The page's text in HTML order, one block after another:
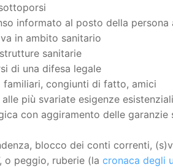
informato al posto della persona
in ambito sanitario
sanitarie
di una difesa legale
familiari, congiunti di fatto, amici
più svariate esigenze esistenziali
con aggiramento delle
blocco dei conti correnti,
o peggio, ruberie (la cronaca degli